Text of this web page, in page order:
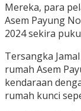
Mereka, para
Asem Payung
2024 sekira
Tersangka
rumah Asem
kendaraan
rumah kunci